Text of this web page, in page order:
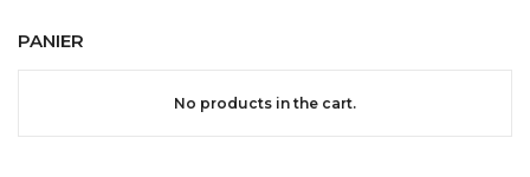
PANIER
No products in the cart.